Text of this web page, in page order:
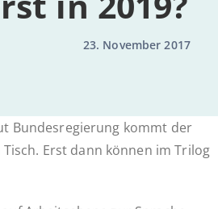
23. November 2017
Bun­des­re­gie­rung kommt der
Erst dann können im Trilog